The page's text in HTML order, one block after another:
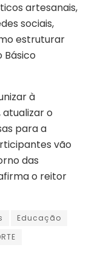
artesanais,
sociais,
estruturar
Básico
à
o
para a
vão
das
o reitor
Educação